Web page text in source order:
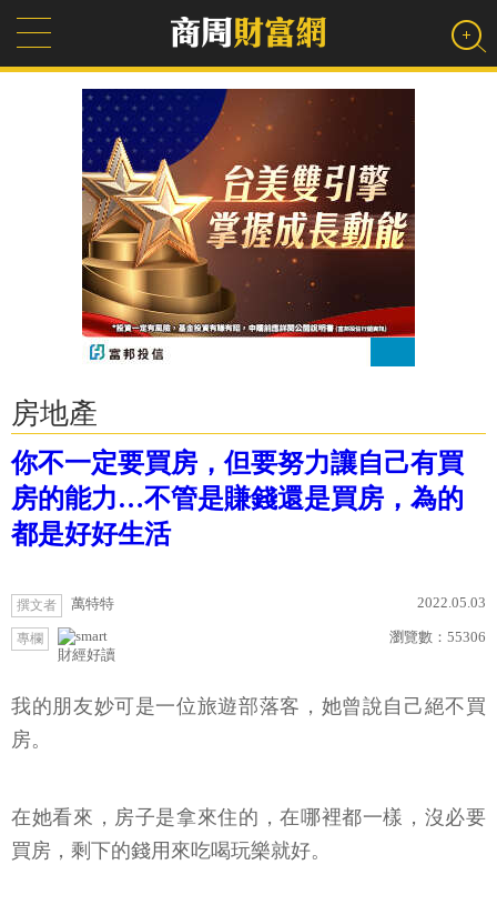
房地產
你不一定要買房，但要努力讓自己有買
房的能力…不管是賺錢還是買房，為的
都是好好生活
撰文者 萬特特 2022.05.03
專欄
財經好讀
瀏覽數： 55306
我的朋友妙可是一位旅遊部落客，她曾說自己絕不買
房。
在她看來，房子是拿來住的，在哪裡都一樣，沒必要
買房，剩下的錢用來吃喝玩樂就好。